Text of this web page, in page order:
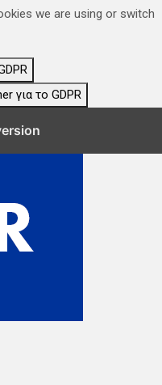
we are using or switch
για το GDPR